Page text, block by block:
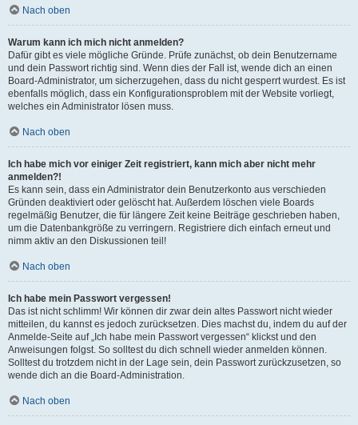
Nach oben
Warum kann ich mich nicht anmelden?
Dafür gibt es viele mögliche Gründe. Prüfe zunächst, ob dein Benutzername
und dein Passwort richtig sind. Wenn dies der Fall ist, wende dich an einen
Board-Administrator, um sicherzugehen, dass du nicht gesperrt wurdest. Es ist
ebenfalls möglich, dass ein Konfigurationsproblem mit der Website vorliegt,
welches ein Administrator lösen muss.
Nach oben
Ich habe mich vor einiger Zeit registriert, kann mich aber nicht mehr
anmelden?!
Es kann sein, dass ein Administrator dein Benutzerkonto aus verschieden
Gründen deaktiviert oder gelöscht hat. Außerdem löschen viele Boards
regelmäßig Benutzer, die für längere Zeit keine Beiträge geschrieben haben,
um die Datenbankgröße zu verringern. Registriere dich einfach erneut und
nimm aktiv an den Diskussionen teil!
Nach oben
Ich habe mein Passwort vergessen!
Das ist nicht schlimm! Wir können dir zwar dein altes Passwort nicht wieder
mitteilen, du kannst es jedoch zurücksetzen. Dies machst du, indem du auf der
Anmelde-Seite auf „Ich habe mein Passwort vergessen“ klickst und den
Anweisungen folgst. So solltest du dich schnell wieder anmelden können.
Solltest du trotzdem nicht in der Lage sein, dein Passwort zurückzusetzen, so
wende dich an die Board-Administration.
Nach oben